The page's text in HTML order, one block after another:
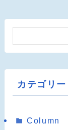
カテゴリー
Column